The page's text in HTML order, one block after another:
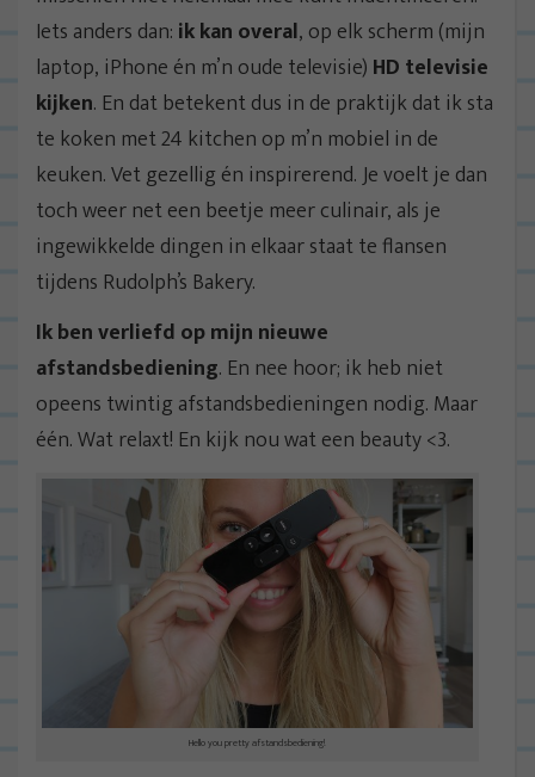
Iets anders dan: ik kan overal, op elk scherm (mijn
laptop, iPhone én m’n oude televisie) HD televisie
kijken. En dat betekent dus in de praktijk dat ik sta
te koken met 24 kitchen op m’n mobiel in de
keuken. Vet gezellig én inspirerend. Je voelt je dan
toch weer net een beetje meer culinair, als je
ingewikkelde dingen in elkaar staat te flansen
tijdens Rudolph’s Bakery.
Ik ben verliefd op mijn nieuwe
afstandsbediening. En nee hoor; ik heb niet
opeens twintig afstandsbedieningen nodig. Maar
één. Wat relaxt! En kijk nou wat een beauty <3.
Hello you pretty afstandsbediening!